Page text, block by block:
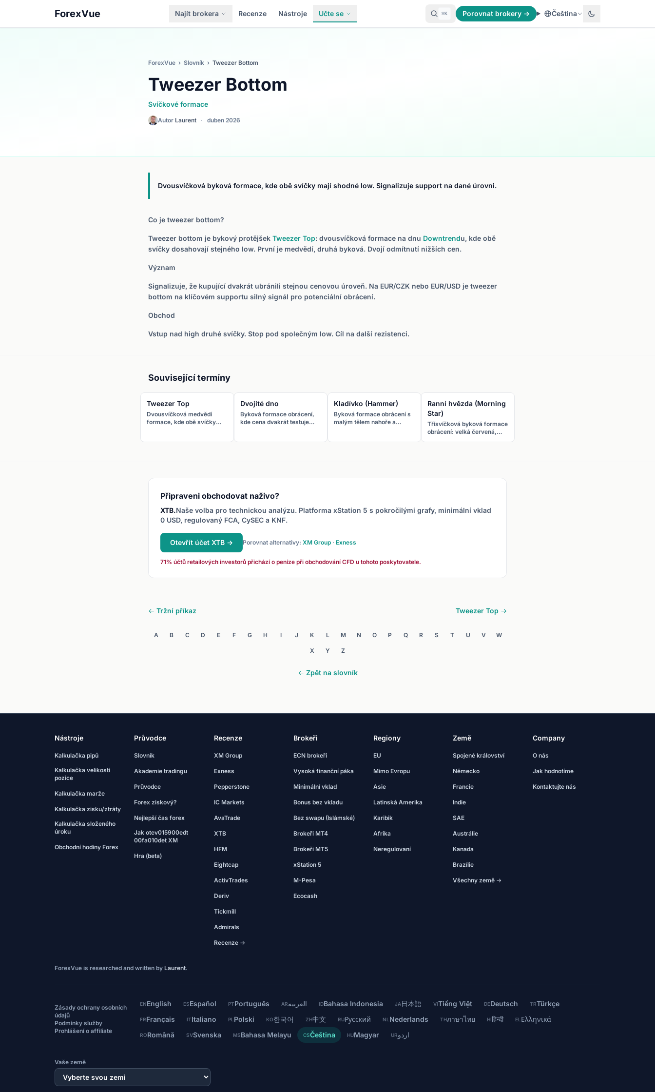
ForexVue Najít brokera Recenze Nástroje Učte se ⌘K Porovnat brokery → Čeština
ForexVue › Slovník › Tweezer Bottom
Tweezer Bottom
Svíčkové formace
Autor Laurent · duben 2026
Dvousvíčková byková formace, kde obě svíčky mají shodné low. Signalizuje support na dané úrovni.
Co je tweezer bottom?
Tweezer bottom je bykový protějšek Tweezer Top: dvousvíčková formace na dnu Downtrendu, kde obě
svíčky dosahovají stejného low. První je medvědí, druhá byková. Dvojí odmítnutí nižších cen.
Význam
Signalizuje, že kupující dvakrát ubránili stejnou cenovou úroveň. Na EUR/CZK nebo EUR/USD je tweezer
bottom na klíčovém supportu silný signál pro potenciální obrácení.
Obchod
Vstup nad high druhé svíčky. Stop pod společným low. Cíl na další rezistenci.
Související termíny
Tweezer Top
Dvousvíčková medvědí
formace, kde obě svíčky
Dvojité dno
Byková formace obrácení,
kde cena dvakrát testuje
Kladívko (Hammer)
Byková formace obrácení s
malým tělem nahoře a
Ranní hvězda (Morning
Star)
Třísvíčková byková formace
obrácení: velká červená,
Připraveni obchodovat naživo?
XTB.Naše volba pro technickou analýzu. Platforma xStation 5 s pokročilými grafy, minimální vklad
0 USD, regulovaný FCA, CySEC a KNF.
Otevřít účet XTB → Porovnat alternativy: XM Group · Exness
71% účtů retailových investorů přichází o peníze při obchodování CFD u tohoto poskytovatele.
← Tržní příkaz Tweezer Top →
A B C D E F G H I J K L M N O P Q R S T U V W
X Y Z
← Zpět na slovník
Nástroje
Kalkulačka pipů
Kalkulačka velikosti
pozice
Kalkulačka marže
Kalkulačka zisku/ztráty
Kalkulačka složeného
úroku
Obchodní hodiny Forex
Průvodce
Slovník
Akademie tradingu
Průvodce
Forex ziskový?
Nejlepší čas forex
Jak otev015900edt
00fa010det XM
Hra (beta)
Recenze
XM Group
Exness
Pepperstone
IC Markets
AvaTrade
XTB
HFM
Eightcap
ActivTrades
Deriv
Tickmill
Admirals
Recenze →
Brokeři
ECN brokeři
Vysoká finanční páka
Minimální vklad
Bonus bez vkladu
Bez swapu (Islámské)
Brokeři MT4
Brokeři MT5
xStation 5
M-Pesa
Ecocash
Regiony
EU
Mimo Evropu
Asie
Latinská Amerika
Karibik
Afrika
Neregulovaní
Země
Spojené království
Německo
Francie
Indie
SAE
Austrálie
Kanada
Brazílie
Všechny země →
Company
O nás
Jak hodnotíme
Kontaktujte nás
ForexVue is researched and written by Laurent.
Zásady ochrany osobních
údajů
Podmínky služby
Prohlášení o affiliate
ENEnglish ESEspañol PTPortuguês ARالعربية IDBahasa Indonesia JA日本語 VITiếng Việt DEDeutsch TRTürkçe
FRFrançais ITItaliano PL Polski KO한국어 ZH中文 RUРусский NL Nederlands THภาษาไทย HIहिन्दी EL Ελληνικά
RORomână SVSvenska MSBahasa Melayu CSČeština HUMagyar URاردو
Vaše země